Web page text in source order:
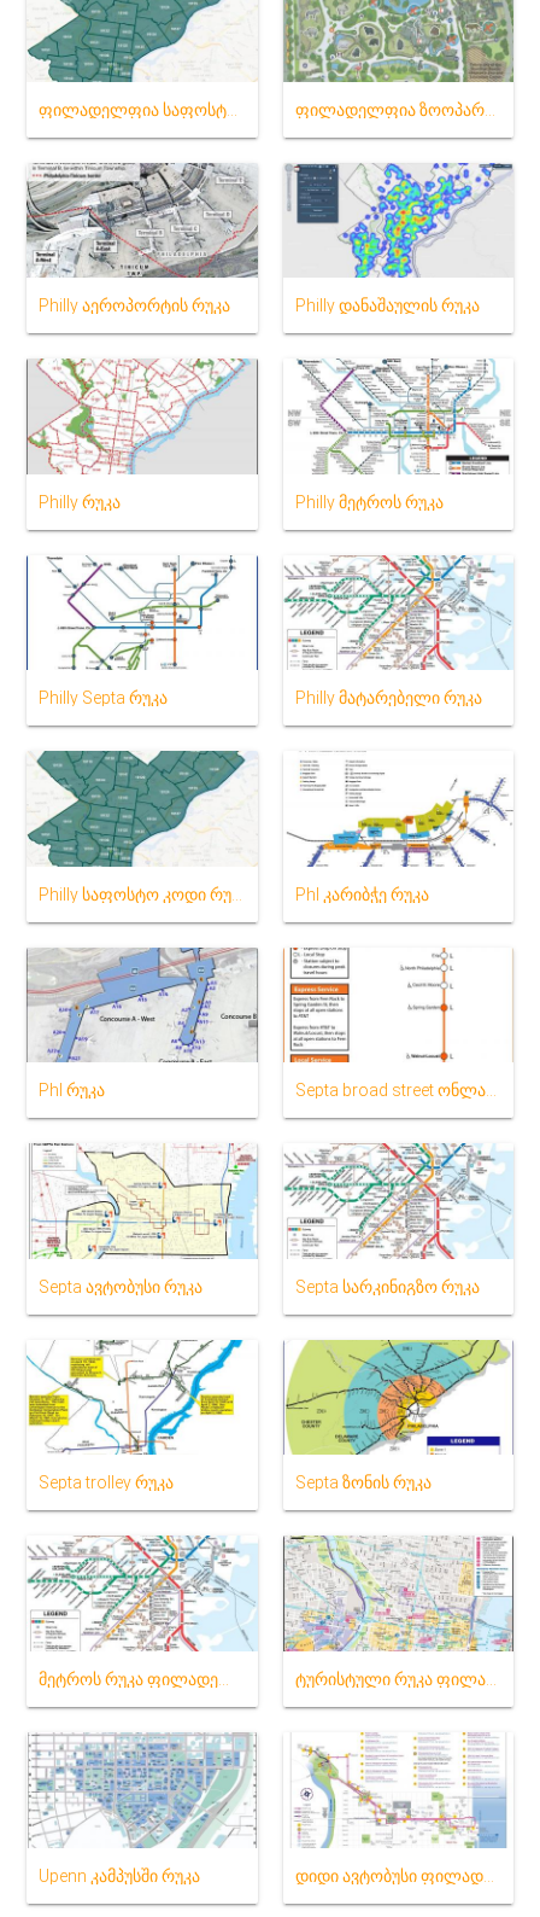
ფილადელფია ზოოპარკში რუკა
Philly აეროპორტის რუკა Philly დანაშაულის რუკა
Philly რუკა Philly მეტროს რუკა
Philly Septa რუკა Philly მატარებელი რუკა
Phl კარიბჭე რუკა
Phl რუკა Septa broad street ონლაინ რუკა
Septa ავტობუსი რუკა Septa სარკინიგზო რუკა
Septa trolley რუკა Septa ზონის რუკა
ტურისტული რუკა ფილადელფია
Upenn კამპუსში რუკა დიდი ავტობუსი ფილადელფია რუკა